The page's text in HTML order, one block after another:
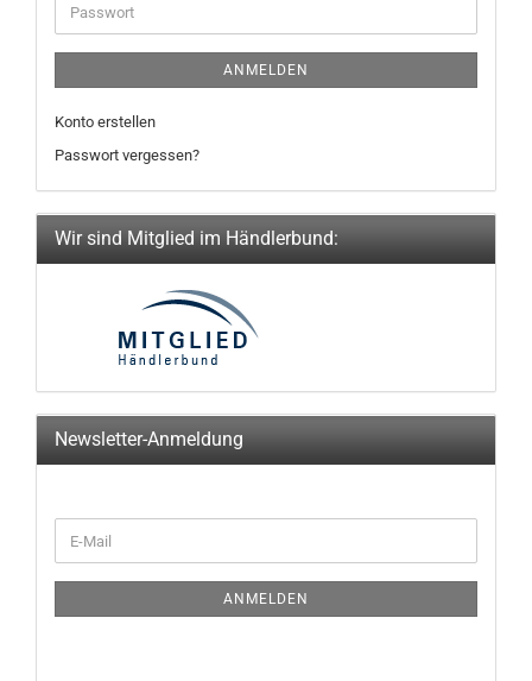
Passwort
ANMELDEN
Konto erstellen
Passwort vergessen?
Wir sind Mitglied im Händlerbund:
Newsletter-Anmeldung
ZUR
E-
Mail
ANMELDEN